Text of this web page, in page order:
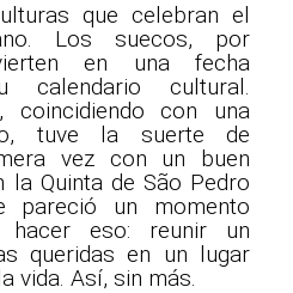
que celebran el
Los suecos, por
en una fecha
calendario cultural.
coincidiendo con una
tuve la suerte de
vez con un buen
la Quinta de São Pedro
pareció un momento
hacer eso: reunir un
queridas en un lugar
vida. Así, sin más.